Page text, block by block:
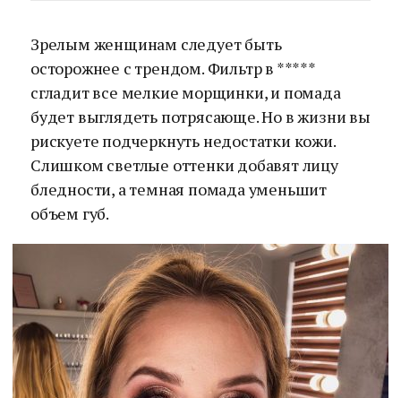
Зрелым женщинам следует быть
осторожнее с трендом. Фильтр в *****
сгладит все мелкие морщинки, и помада
будет выглядеть потрясающе. Но в жизни вы
рискуете подчеркнуть недостатки кожи.
Слишком светлые оттенки добавят лицу
бледности, а темная помада уменьшит
объем губ.